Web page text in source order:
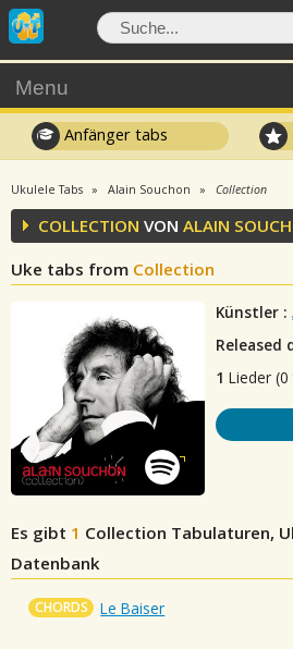
Menu
Anfänger tabs
Ukulele Tabs Alain Souchon Collection
COLLECTION VON ALAIN
Uke tabs from Collection
Künstler :
Released
1 Lieder
Es gibt 1 Collection Tabulaturen,
Datenbank
CHORDS Le Baiser